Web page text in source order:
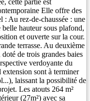
cette partie est
Elle offre des
: Au rez-de-chaussée : une
hauteur sous plafond,
et ouverte sur la cour.
terrasse. Au deuxième
de trois grandes baies
verdoyante du
sont à terminer
laissant la possibilité de
Les atouts 264 m²
(27m²) avec sa